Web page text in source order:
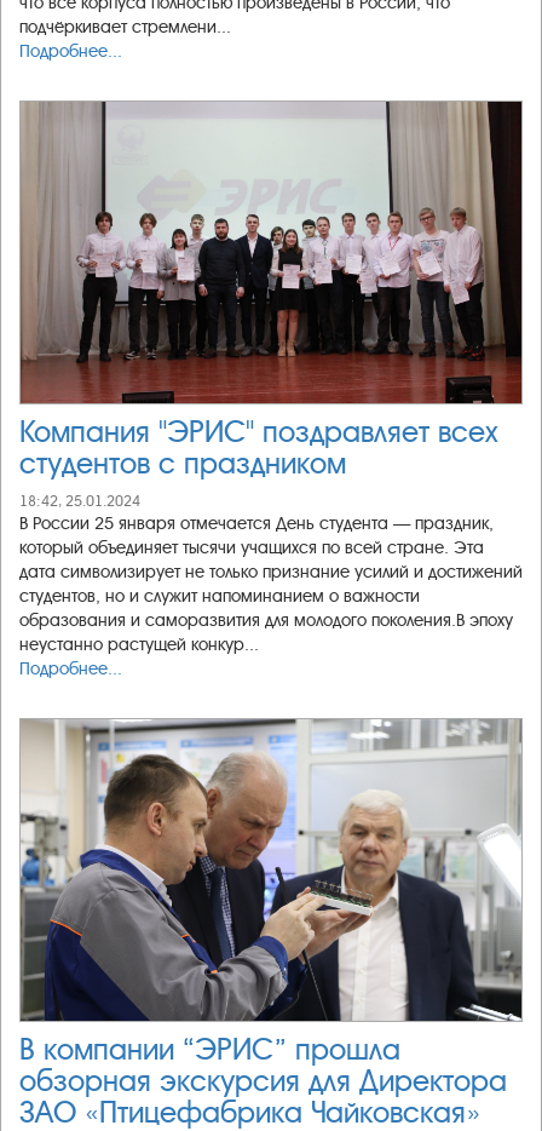
подчёркивает стремлени...
Подробнее...
Компания "ЭРИС" поздравляет всех
студентов с праздником
18:42, 25.01.2024
В России 25 января отмечается День студента — праздник,
который объединяет тысячи учащихся по всей стране. Эта
дата символизирует не только признание усилий и достижений
студентов, но и служит напоминанием о важности
образования и саморазвития для молодого поколения.В эпоху
неустанно растущей конкур...
Подробнее...
В компании “ЭРИС” прошла
обзорная экскурсия для Директора
ЗАО «Птицефабрика Чайковская»